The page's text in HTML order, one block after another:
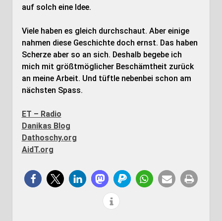
auf solch eine Idee.
Viele haben es gleich durchschaut. Aber einige
nahmen diese Geschichte doch ernst. Das haben
Scherze aber so an sich. Deshalb begebe ich
mich mit größtmöglicher Beschämtheit zurück
an meine Arbeit. Und tüftle nebenbei schon am
nächsten Spass.
ET – Radio
Danikas Blog
Dathoschy.org
AidT.org